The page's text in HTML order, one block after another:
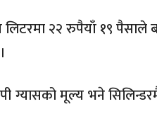
२२ रुपैयाँ १९ पैसाले
ग्यासको मूल्य भने